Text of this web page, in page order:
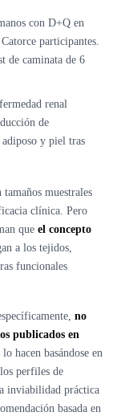
con D+Q en
participantes.
de caminata de 6
renal
de
adiposo y piel tras
muestrales
clínica. Pero
que el concepto
a los tejidos,
funcionales
no
publicados en
hacen basándose en
perfiles de
inviabilidad práctica
basada en